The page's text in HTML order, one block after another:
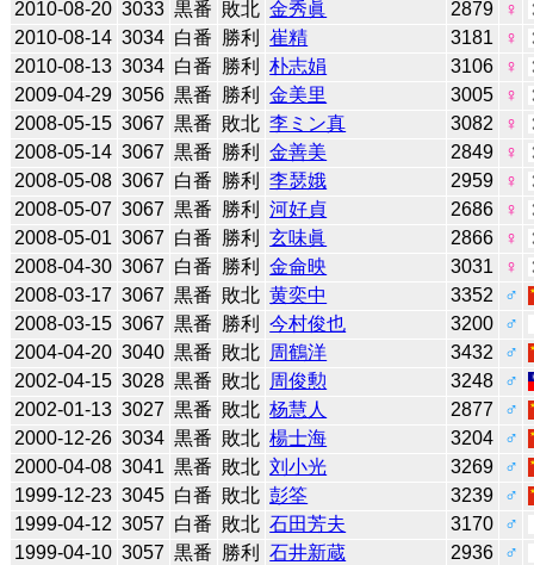
2010-08-20 3033 黒番 敗北 金秀眞 2879
♀
2010-08-14 3034 白番 勝利 崔精 3181
♀
2010-08-13 3034 白番 勝利 朴志娟 3106
♀
2009-04-29 3056 黒番 勝利 金美里 3005
♀
2008-05-15 3067 黒番 敗北 李ミン真 3082
♀
2008-05-14 3067 黒番 勝利 金善美 2849
♀
2008-05-08 3067 白番 勝利 李瑟娥 2959
♀
2008-05-07 3067 黒番 勝利 河好貞 2686
♀
2008-05-01 3067 白番 勝利 玄味眞 2866
♀
2008-04-30 3067 白番 勝利 金侖映 3031
♀
2008-03-17 3067 黒番 敗北 黄奕中 3352
♂
2008-03-15 3067 黒番 勝利 今村俊也 3200
♂
2004-04-20 3040 黒番 敗北 周鶴洋 3432
♂
2002-04-15 3028 黒番 敗北 周俊勲 3248
♂
2002-01-13 3027 黒番 敗北 杨慧人 2877
♂
2000-12-26 3034 黒番 敗北 楊士海 3204
♂
2000-04-08 3041 黒番 敗北 刘小光 3269
♂
1999-12-23 3045 白番 敗北 彭筌 3239
♂
1999-04-12 3057 白番 敗北 石田芳夫 3170
♂
1999-04-10 3057 黒番 勝利 石井新蔵 2936
♂